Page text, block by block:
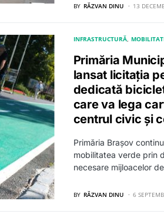
BY RĂZVAN DINU 13
INFRASTRUCTURĂ
Primăria
lansat licitația
dedicată
care va lega
centrul civic și
Primăria Brașov
mobilitatea verde prin
necesare mijloacelor
BY RĂZVAN DINU 6